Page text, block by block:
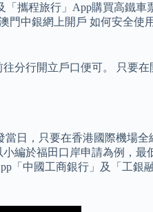
攜程旅行」App購買高鐵
中銀網上開戶 如何安全使
分行開立戶口便可。 只要在
日，只要在香港國際機場
編於福田口岸申請為例，最
「中國工商銀行」及「工銀